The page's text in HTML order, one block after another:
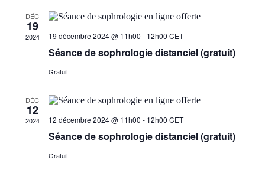
DÉC
19
2024 19 décembre 2024 @ 11h00 - 12h00 CET
Séance de sophrologie distanciel (gratuit)
Gratuit
DÉC
12
2024 12 décembre 2024 @ 11h00 - 12h00 CET
Séance de sophrologie distanciel (gratuit)
Gratuit